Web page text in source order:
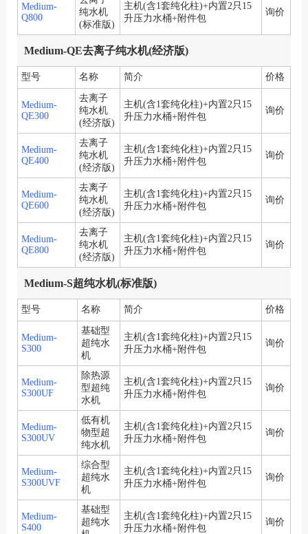
Medium-
Q800
纯水机
(标准版)
主机(含1套纯化柱)+内置2只15
升压力水桶+附件包
询价
Medium-QE去离子纯水机(经济版)
型号 名称 简介 价格
Medium-
QE300
去离子
纯水机
(经济版)
主机(含1套纯化柱)+内置2只15
升压力水桶+附件包
询价
Medium-
QE400
去离子
纯水机
(经济版)
主机(含1套纯化柱)+内置2只15
升压力水桶+附件包
询价
Medium-
QE600
去离子
纯水机
(经济版)
主机(含1套纯化柱)+内置2只15
升压力水桶+附件包
询价
Medium-
QE800
去离子
纯水机
(经济版)
主机(含1套纯化柱)+内置2只15
升压力水桶+附件包
询价
Medium-S超纯水机(标准版)
型号 名称 简介 价格
Medium-
S300
基础型
超纯水
机
主机(含1套纯化柱)+内置2只15
升压力水桶+附件包
询价
Medium-
S300UF
除热源
型超纯
水机
主机(含1套纯化柱)+内置2只15
升压力水桶+附件包
询价
Medium-
S300UV
低有机
物型超
纯水机
主机(含1套纯化柱)+内置2只15
升压力水桶+附件包
询价
Medium-
S300UVF
综合型
超纯水
机
主机(含1套纯化柱)+内置2只15
升压力水桶+附件包
询价
Medium-
S400
基础型
超纯水
主机(含1套纯化柱)+内置2只15
升压力水桶+附件包
询价